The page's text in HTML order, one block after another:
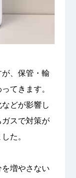
、保管・輸
てきます。
どが影響し
スで対策が
た。
増やさない